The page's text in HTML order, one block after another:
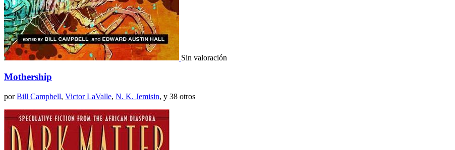
Sin valoración
Mothership
porBill Campbell, Victor LaValle, N. K. Jemisin, y 38 otros